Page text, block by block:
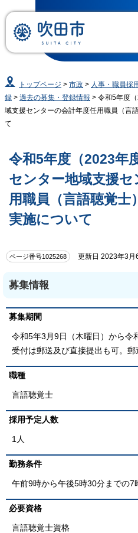
トップページ >市政 > 人事・職員採
録 > 過去の募集・登録情報 > 令和5年度
域支援センターの会計年度任用職員（言
て
令和5年度（2023年
センター地域支援
用職員（言語聴覚士
実施について
ページ番号1025268 更新日 2023年3月
募集情報
募集期間
令和5年3月9日（木曜日）から令
受付は郵送及び直接提出も可。郵
職種
言語聴覚士
採用予定人数
1人
勤務条件
午前9時から午後5時30分までの7
必要資格
言語聴覚士資格